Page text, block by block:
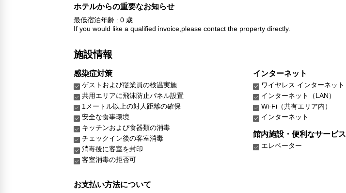
ホテルからの重要なお知らせ
最低宿泊年齢 : 0 歳
If you would like a qualified invoice,please contact the property directly.
施設情報
感染症対策
ゲストおよび従業員の検温実施
共用エリアに飛沫防止パネル設置
1メートル以上の対人距離の確保
安全な食事環境
キッチンおよび食器類の消毒
チェックイン後の客室消毒
消毒後に客室を封印
客室消毒の拒否可
インターネット
ワイヤレス インターネット
インターネット（LAN）
Wi-Fi（共有エリア内）
インターネット
館内施設・便利なサービス
エレベーター
お支払い方法について